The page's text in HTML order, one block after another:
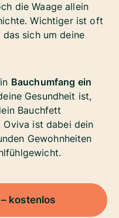
die Waage allein
Wichtiger ist oft
das sich um deine
Bauchumfang ein
Gesundheit ist,
Bauchfett
Oviva ist dabei dein
Gewohnheiten
kostenlos